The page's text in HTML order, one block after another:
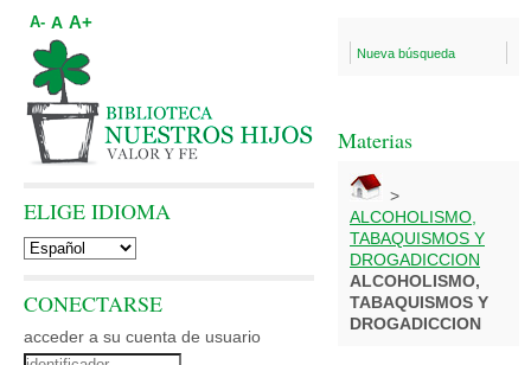
Nueva búsqueda
Materias
>
ALCOHOLISMO,
TABAQUISMOS Y
DROGADICCION
ALCOHOLISMO,
TABAQUISMOS Y
DROGADICCION
A- A A+
ELIGE IDIOMA
CONECTARSE
acceder a su cuenta de usuario